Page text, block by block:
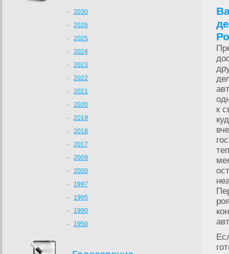
2030
2026
2025
2024
2023
2022
2021
2020
2019
2018
2017
2009
2000
1997
1995
1990
1950
к